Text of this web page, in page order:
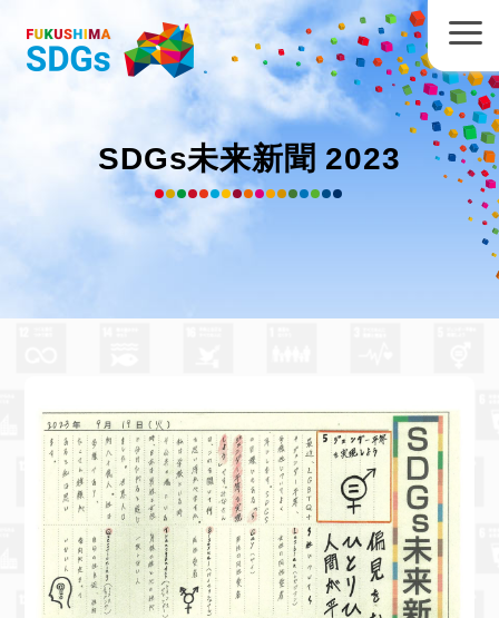
SDGs未来新聞 2023
さんの作品